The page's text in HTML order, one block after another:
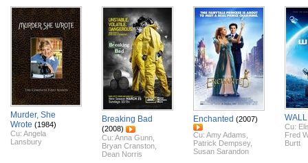
Murder, She
Wrote (1984)
Cu: Angela
Lansbury
Breaking Bad
(2008)
Cu: Anna Gunn
Bryan Cranston
Dean Norris
Enchanted (2007)
Cu: Amy Adams
Patrick Dempsey,
Susan Sarandon
Cu:
Fred
Burtt